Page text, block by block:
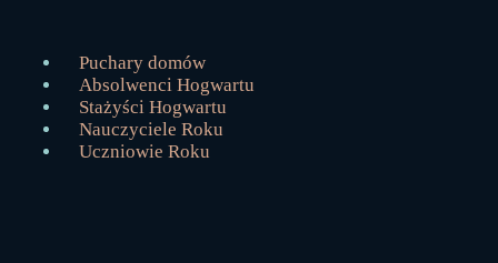
Puchary domów
Absolwenci Hogwartu
Stażyści Hogwartu
Nauczyciele Roku
Uczniowie Roku